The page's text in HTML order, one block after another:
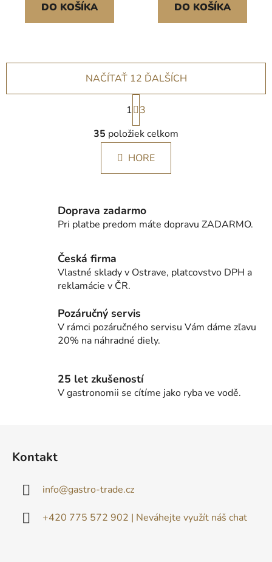
DO KOŠÍKA DO KOŠÍKA
O
v
l
á
d
i
e
v
v
ý
p
u
NAČÍTAŤ 12 ĎALŠÍCH
S
t
r
á
n
k
i
e
1
3
35 položiek celkom
HORE
Doprava zadarmo
Pri platbe predom máte dopravu ZADARMO.
Česká firma
Vlastné sklady v Ostrave, platcovstvo DPH a
reklamácie v ČR.
Pozáručný servis
V rámci pozáručného servisu Vám dáme zľavu
20% na náhradné diely.
25 let zkušeností
V gastronomii se cítíme jako ryba ve vodě.
Kontakt
info@gastro-trade.cz
+420 775 572 902 | Neváhejte využít náš chat